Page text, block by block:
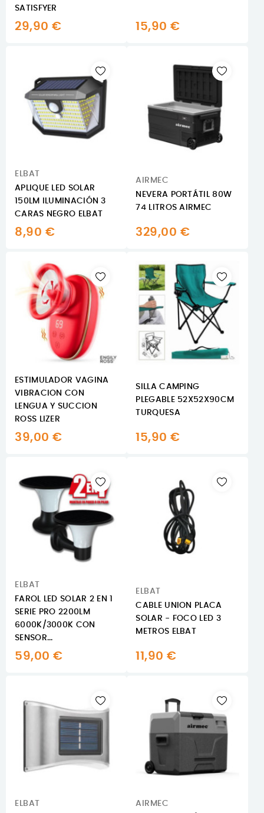
SATISFYER
29,90 € 15,90 €
ELBAT
APLIQUE LED SOLAR
150LM ILUMINACIÓN 3
CARAS NEGRO ELBAT
8,90 €
AIRMEC
NEVERA PORTÁTIL 80W
74 LITROS AIRMEC
329,00 €
ESTIMULADOR VAGINA
VIBRACION CON
LENGUA Y SUCCION
ROSS LIZER
39,00 €
SILLA CAMPING
PLEGABLE 52X52X90CM
TURQUESA
15,90 €
ELBAT
FAROL LED SOLAR 2 EN 1
SERIE PRO 2200LM
6000K/3000K CON
SENSOR...
59,00 €
ELBAT
CABLE UNION PLACA
SOLAR - FOCO LED 3
METROS ELBAT
11,90 €
ELBAT
AIRMEC